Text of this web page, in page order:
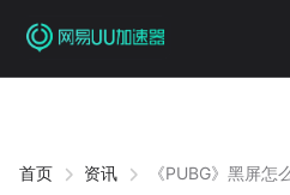
首页 资讯 《PUBG》黑屏怎